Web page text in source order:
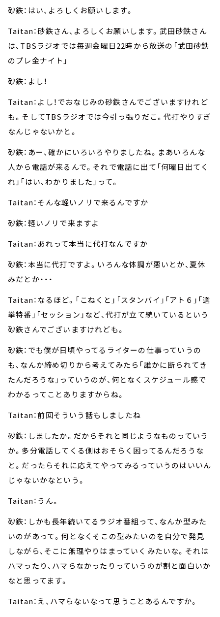
砂鉄：はい、よろしくお願いします。
Taitan：砂鉄さん、よろしくお願いします。武田砂鉄さん
は、TBSラジオでは毎週金曜日22時から放送の「武田砂鉄
のプレ金ナイト」
砂鉄：よし！
Taitan：よし！でおなじみの砂鉄さんでございますけれど
も。そしてTBSラジオでは今引っ張りだこ。代打やりすぎ
なんじゃないかと。
砂鉄：あー、確かにいろいろやりましたね。まあいろんな
人から電話が来るんで。それで電話に出て「何曜日出てく
れ」「はい、わかりました」って。
Taitan：そんな軽いノリで来るんですか
砂鉄：軽いノリで来ますよ
Taitan：あれって本当に代打なんですか
砂鉄：本当に代打ですよ。いろんな体調が悪いとか、夏休
みだとか・・・
Taitan：なるほど。「こねくと」「スタンバイ」「アト６」「選
挙特番」「セッション」など、代打が立て続いているという
砂鉄さんでございますけれども。
砂鉄：でも僕が日頃やってるライターの仕事っていうの
も、なんか締め切りから考えてみたら「誰かに断られてき
たんだろうな」っていうのが、何となくスケジュール感で
わかるってことありますからね。
Taitan：前回そういう話もしましたね
砂鉄：しましたか。だからそれと同じようなものっていう
か。多分電話してくる側はおそらく困ってるんだろうな
と。だったらそれに応えてやってみるっていうのはいいん
じゃないかなという。
Taitan：うん。
砂鉄：しかも長年続いてるラジオ番組って、なんか型みた
いのがあって。何となくそこの型みたいのを自分で発見
しながら、そこに無理やりはまっていくみたいな。それは
ハマったり、ハマらなかったりっていうのが割と面白いか
なと思ってます。
Taitan：え、ハマらないなって思うことあるんですか。